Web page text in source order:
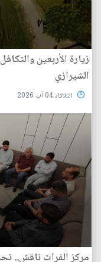
زيارة الأربعين
الشيرازي
الثلاثاء 04 آب 2026
مركز الفرات ناقش..